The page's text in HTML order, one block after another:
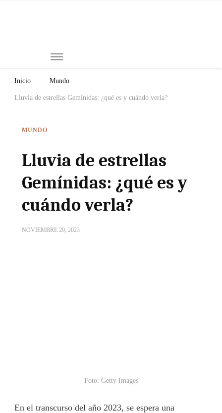
Inicio Mundo
Lluvia de estrellas Gemínidas: ¿qué es y cuándo verla?
MUNDO
Lluvia de estrellas
Gemínidas: ¿qué es y
cuándo verla?
NOVIEMBRE 29, 2023
Foto: Getty Images
En el transcurso del año 2023, se espera una